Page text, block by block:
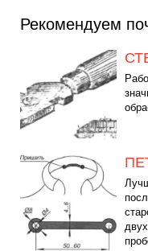
Рекомендуем